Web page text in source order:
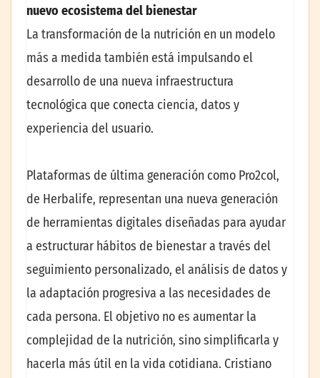
nuevo ecosistema del bienestar
La transformación de la nutrición en un modelo
más a medida también está impulsando el
desarrollo de una nueva infraestructura
tecnológica que conecta ciencia, datos y
experiencia del usuario.
Plataformas de última generación como Pro2col,
de Herbalife, representan una nueva generación
de herramientas digitales diseñadas para ayudar
a estructurar hábitos de bienestar a través del
seguimiento personalizado, el análisis de datos y
la adaptación progresiva a las necesidades de
cada persona. El objetivo no es aumentar la
complejidad de la nutrición, sino simplificarla y
hacerla más útil en la vida cotidiana. Cristiano